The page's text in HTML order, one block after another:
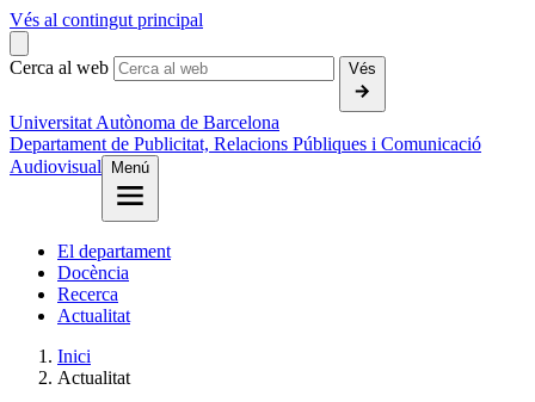
Vés al contingut principal
Cerca al web Vés
Universitat Autònoma de Barcelona
Departament de Publicitat, Relacions Públiques i Comunicació
Audiovisual
Menú
El departament
Docència
Recerca
Actualitat
Inici
Actualitat